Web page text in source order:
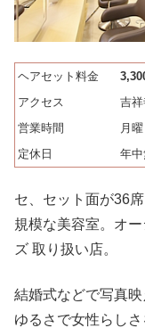
ヘアセット料金
アクセス
吉
営業時間
月
定休日
年中
セ、セット面が36
規模な美容室。オ
ズ 取り扱い店。
結婚式などで写真
ゆるさで女性らしさ